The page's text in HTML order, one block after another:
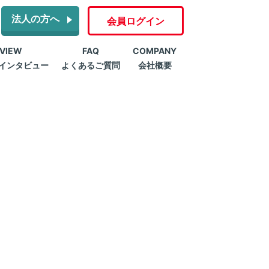
法人の方へ 会員ログイン
ンタビュー
FAQ
よくあるご質問
COMPANY
会社概要